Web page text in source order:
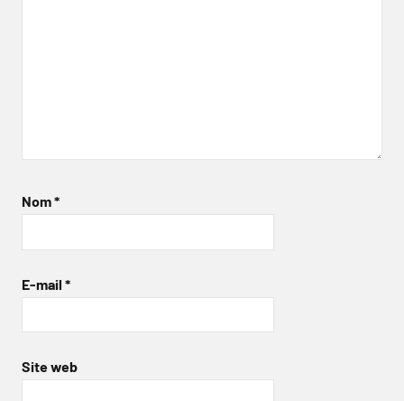
Nom*
E-mail *
Site web